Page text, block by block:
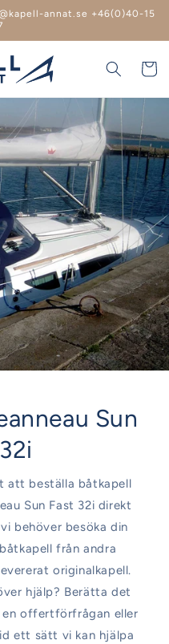
annat.se +46(0)40-15
Sun
att beställa båtkapell
Sun Fast 32i direkt
behöver besöka din
från andra
originalkapell.
hjälp? Berätta det
offertförfrågan eller
ett sätt vi kan hjälpa